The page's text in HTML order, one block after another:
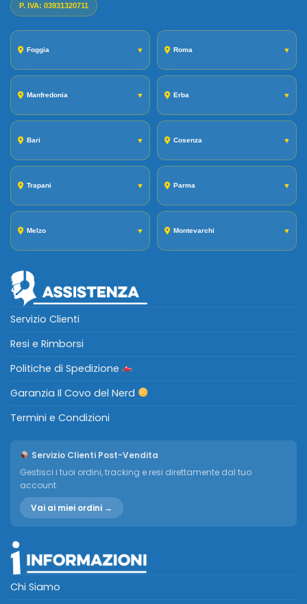
P. IVA: 03931320711
Foggia ▼ Roma ▼
Manfredonia ▼ Erba ▼
Bari ▼ Cosenza ▼
Trapani ▼ Parma ▼
Melzo ▼ Montevarchi ▼
Servizio Clienti
Resi e Rimborsi
Politiche di Spedizione
Garanzia Il Covo del Nerd
Termini e Condizioni
Servizio Clienti Post-Vendita
Gestisci i tuoi ordini, tracking e resi direttamente dal tuo
account.
Vai ai miei ordini →
Chi Siamo